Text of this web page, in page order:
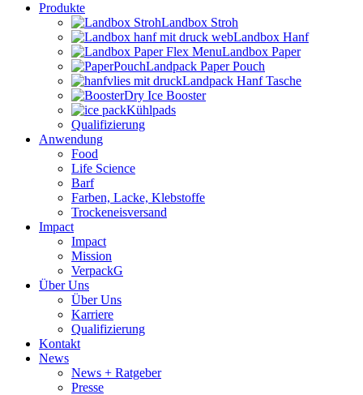
Produkte
Landbox Stroh
Landbox Hanf
Landbox Paper
Landpack Paper Pouch
Landpack Hanf Tasche
Dry Ice Booster
Kühlpads
Qualifizierung
Anwendung
Food
Life Science
Barf
Farben, Lacke, Klebstoffe
Trockeneisversand
Impact
Impact
Mission
VerpackG
Über Uns
Über Uns
Karriere
Qualifizierung
Kontakt
News
News + Ratgeber
Presse